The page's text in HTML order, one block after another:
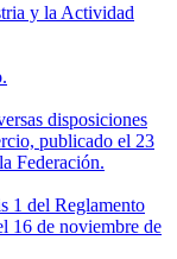
y la Actividad
disposiciones
publicado el 23
Federación.
1 del Reglamento
16 de noviembre de